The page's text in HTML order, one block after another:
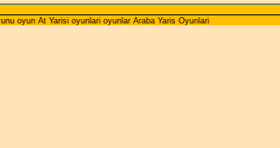
oyun At Yarisi oyunlari oyunlar Araba Yaris Oyunlari